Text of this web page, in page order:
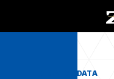
MATCH DATA